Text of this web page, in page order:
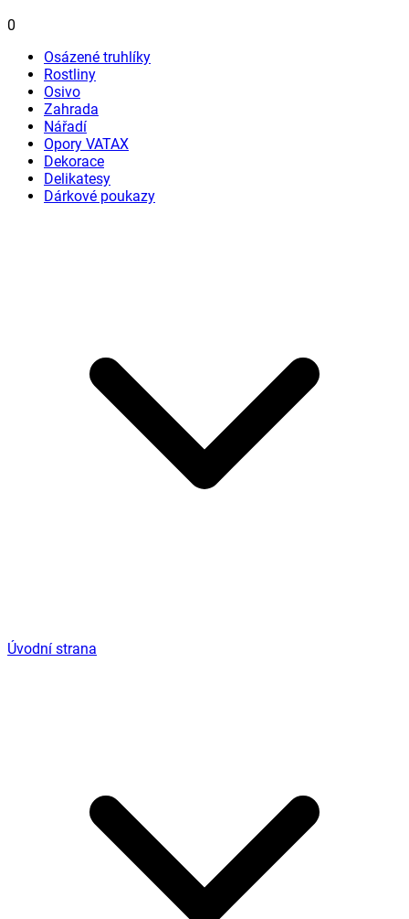
0
Osázené truhlíky
Rostliny
Osivo
Zahrada
Nářadí
Opory VATAX
Dekorace
Delikatesy
Dárkové poukazy
Úvodní strana